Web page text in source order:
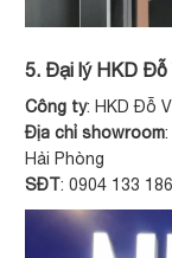
5. Đại lý HKD Đỗ
Công ty: HKD Đỗ
Địa chỉ showroom
Hải Phòng
SĐT: 0904 133 186